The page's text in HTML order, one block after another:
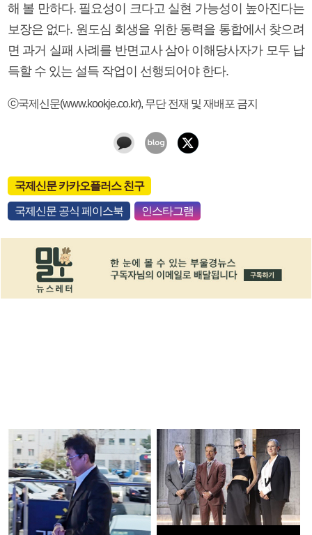
해 볼 만하다. 필요성이 크다고 실현 가능성이 높아진다는
보장은 없다. 원도심 회생을 위한 동력을 통합에서 찾으려
면 과거 실패 사례를 반면교사 삼아 이해당사자가 모두 납
득할 수 있는 설득 작업이 선행되어야 한다.
ⓒ국제신문(www.kookje.co.kr), 무단 전재 및 재배포 금지
국제신문 카카오플러스 친구
국제신문 공식 페이스북 인스타그램